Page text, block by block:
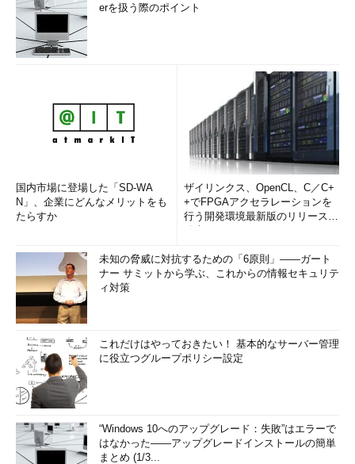
erを扱う際のポイント
国内市場に登場した「SD-WA
N」、企業にどんなメリットをも
たらすか
ザイリンクス、OpenCL、C／C+
+でFPGAアクセラレーションを
行う開発環境最新版のリリースを
未知の脅威に対抗するための「6原則」――ガート
ナー サミットから学ぶ、これからの情報セキュリテ
ィ対策
これだけはやっておきたい！ 基本的なサーバー管理
に役立つグループポリシー設定
“Windows 10へのアップグレード：失敗”はエラーで
はなかった――アップグレードインストールの簡単
まとめ (1/3...